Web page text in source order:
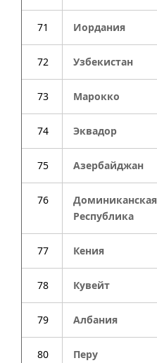
71 Иордания
72 Узбекистан
73 Марокко
74 Эквадор
75 Азербайджан
76
Доминиканская
Республика
77 Кения
78 Кувейт
79 Албания
80 Перу